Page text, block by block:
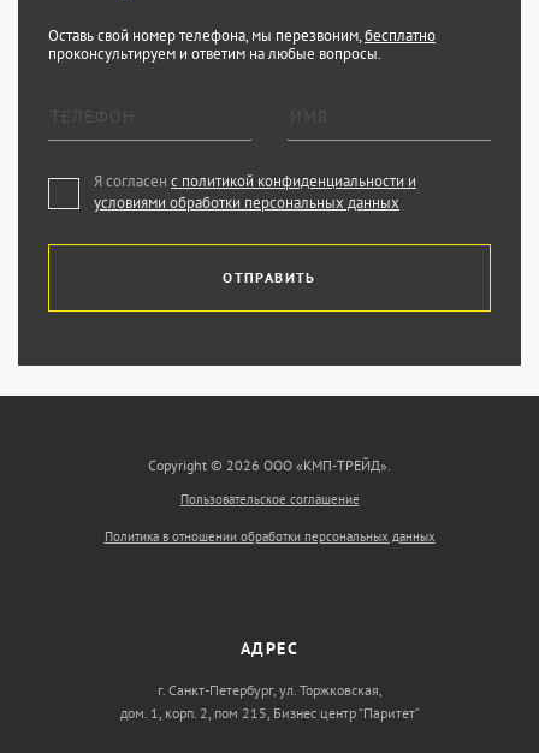
Оставь свой номер телефона, мы перезвоним,бесплатно
проконсультируем и ответим на любые вопросы.
Я согласен с политикой конфиденциальности и
условиями обработки персональных данных
ОТПРАВИТЬ
Copyright © 2026 ООО «КМП-ТРЕЙД».
Пользовательское соглашение
Политика в отношении обработки персональных данных
АДРЕС
г. Санкт-Петербург, ул. Торжковская,
дом. 1, корп. 2, пом 215, Бизнес центр “Паритет”